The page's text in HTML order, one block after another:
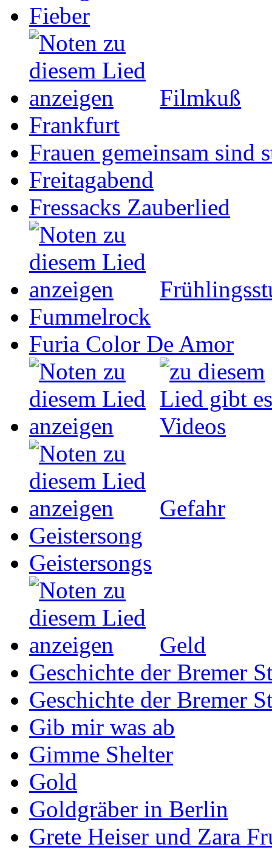
Fieber
Filmkuß
Frankfurt
Frauen gemeinsam sind
Freitagabend
Fressacks Zauberlied
Fummelrock
Furia Color De Amor
Gefahr
Geistersong
Geistersongs
Geld
Geschichte der Bremer
Geschichte der Bremer
Gib mir was ab
Gimme Shelter
Gold
Goldgräber in Berlin
Grete Heiser und Zara